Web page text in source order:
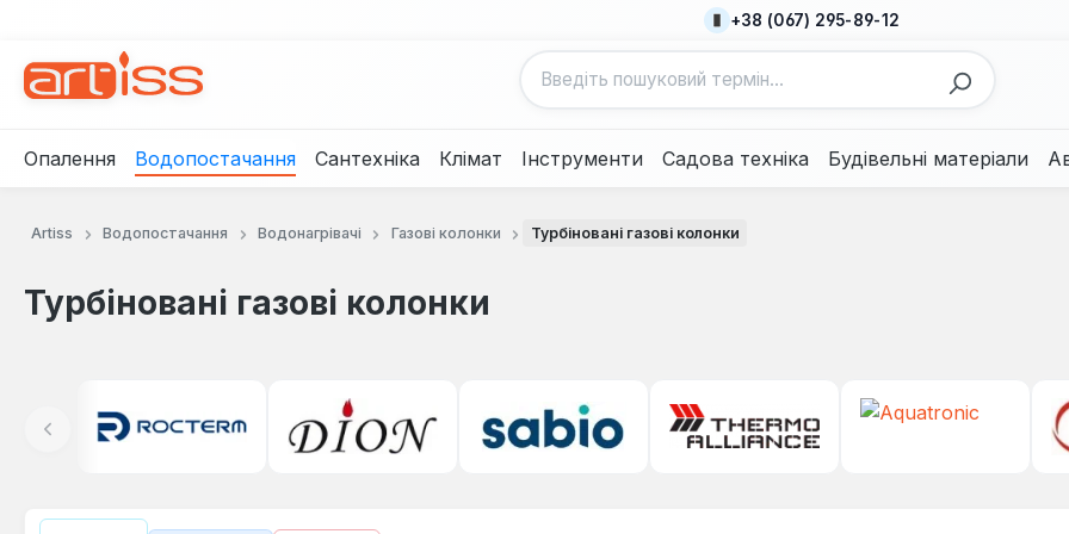
+38 (067) 295-89-12
Опалення Водопостачання Сантехніка Клімат Інструменти Садова техніка Будівельні матеріали
Artiss Водопостачання Водонагрівачі Газові колонки Турбіновані газові колонки
Турбіновані газові колонки